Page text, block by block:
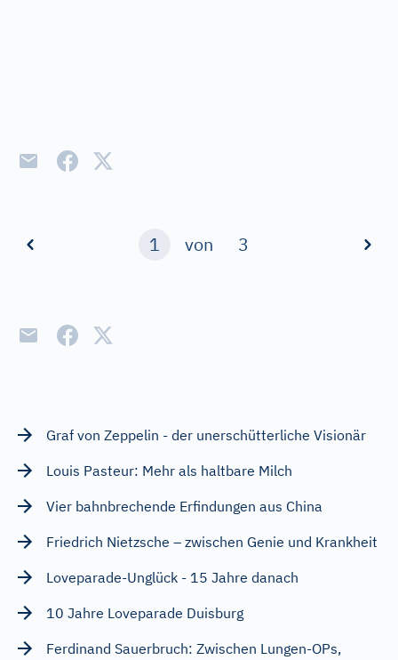
1 von 3
Graf von Zeppelin - der unerschütterliche Visionär
Louis Pasteur: Mehr als haltbare Milch
Vier bahnbrechende Erfindungen aus China
Friedrich Nietzsche – zwischen Genie und Krankheit
Loveparade-Unglück - 15 Jahre danach
10 Jahre Loveparade Duisburg
Ferdinand Sauerbruch: Zwischen Lungen-OPs,